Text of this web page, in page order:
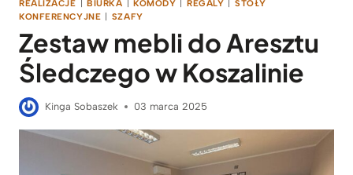
REALIZACJE | BIURKA | KOMODY | REGALY | STOŁY
KONFERENCYJNE | SZAFY
Zestaw mebli do Aresztu
Śledczego w Koszalinie
Kinga Sobaszek 03 marca 2025